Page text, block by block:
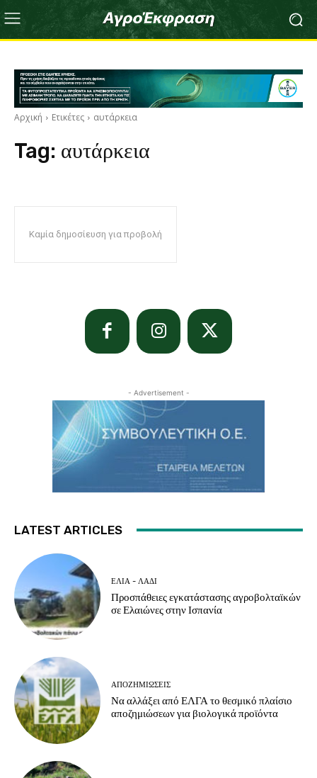
Αρχική Ετικέτες αυτάρκεια
Tag: αυτάρκεια
Καμία δημοσίευση για προβολή
- Advertisement -
LATEST ARTICLES
ΕΛΙΆ - ΛΆΔΙ
Προσπάθειες εγκατάστασης αγροβολταϊκών
σε Ελαιώνες στην Ισπανία
ΑΠΟΖΗΜΙΏΣΕΙΣ
Να αλλάξει από ΕΛΓΑ το θεσμικό πλαίσιο
αποζημιώσεων για βιολογικά προϊόντα